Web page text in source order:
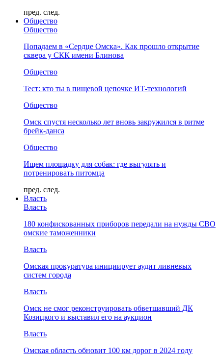
пред. след.
Общество
Общество
Попадаем в «Сердце Омска». Как прошло открытие
сквера у СКК имени Блинова
Общество
Тест: кто ты в пищевой цепочке ИТ-технологий
Общество
Омск спустя несколько лет вновь закружился в ритме
брейк-данса
Общество
Ищем площадку для собак: где выгулять и
потренировать питомца
пред. след.
Власть
Власть
180 конфискованных приборов передали на нужды СВО
омские таможенники
Власть
Омская прокуратура инициирует аудит ливневых
систем города
Власть
Омск не смог реконструировать обветшавший ДК
Козицкого и выставил его на аукцион
Власть
Омская область обновит 100 км дорог в 2024 году